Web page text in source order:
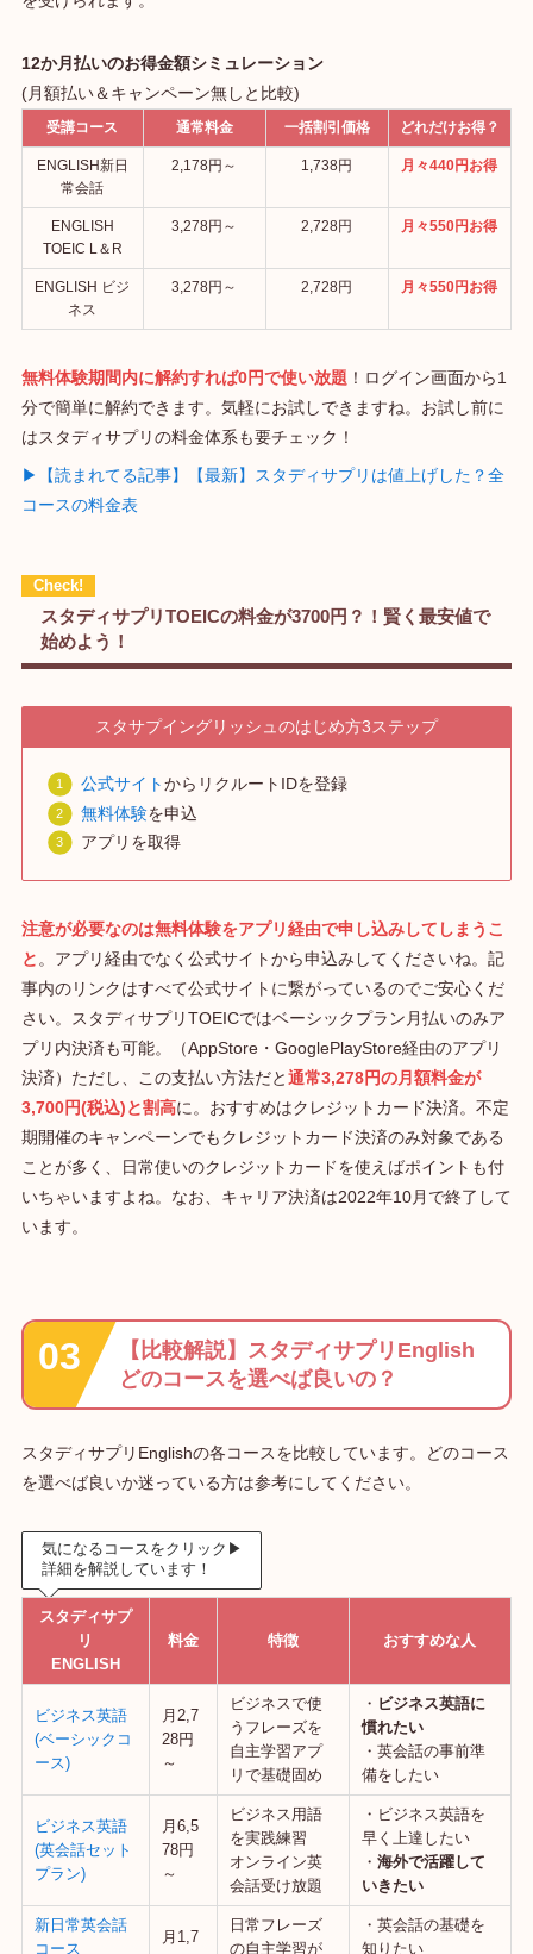
12か月払いのお得金額シミュレーション
(月額払い＆キャンペーン無しと比較)
受講コース 通常料金 一括割引価格 どれだけお得？
ENGLISH新日
常会話
2,178円～ 1,738円 月々440円お得
ENGLISH
TOEIC L＆R
3,278円～ 2,728円 月々550円お得
ENGLISH ビジ
ネス
3,278円～ 2,728円 月々550円お得
無料体験期間内に解約すれば0円で使い放題 ！ログイン画面から1
分で簡単に解約できます。気軽にお試しできますね。お試し前に
はスタディサプリの料金体系も要チェック！
▶【読まれてる記事】【最新】スタディサプリは値上げした？全
コースの料金表
スタディサプリTOEICの料金が3700円？！賢く最安値で
始めよう！
スタサプイングリッシュのはじめ方3ステップ
公式サイトからリクルートIDを登録
無料体験を申込
アプリを取得
注意が必要なのは無料体験をアプリ経由で申し込みしてしまうこ
と 。アプリ経由でなく公式サイトから申込みしてくださいね。記
事内のリンクはすべて公式サイトに繋がっているのでご安心くだ
さい。スタディサプリTOEICではベーシックプラン月払いのみア
プリ内決済も可能。（AppStore・GooglePlayStore経由のアプリ
決済）ただし、この支払い方法だと通常3,278円の月額料金が
3,700円(税込)と割高に。おすすめはクレジットカード決済。不定
期開催のキャンペーンでもクレジットカード決済のみ対象である
ことが多く、日常使いのクレジットカードを使えばポイントも付
いちゃいますよね。なお、キャリア決済は2022年10月で終了して
います。
【比較解説】スタディサプリEnglish
どのコースを選べば良いの？
スタディサプリEnglishの各コースを比較しています。どのコース
を選べば良いか迷っている方は参考にしてください。
気になるコースをクリック▶
詳細を解説しています！
スタディサプ
リ
ENGLISH
料金 特徴 おすすめな人
ビジネス英語
(ベーシックコ
ース)
月2,7
28円
～
ビジネスで使
うフレーズを
自主学習アプ
リで基礎固め
・ ビジネス英語に
慣れたい
・英会話の事前準
備をしたい
ビジネス英語
(英会話セット
プラン)
月6,5
78円
～
ビジネス用語
を実践練習
オンライン英
会話受け放題
・ビジネス英語を
早く上達したい
・ 海外で活躍して
いきたい
新日常英会話
コース
月1,7
日常フレーズ
の自主学習が
・英会話の基礎を
知りたい